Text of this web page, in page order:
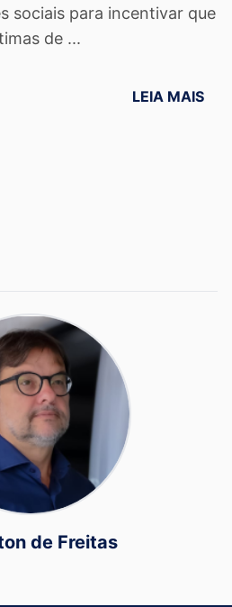
sociais para incentivar que
de ...
email LEIA MAIS
de Freitas